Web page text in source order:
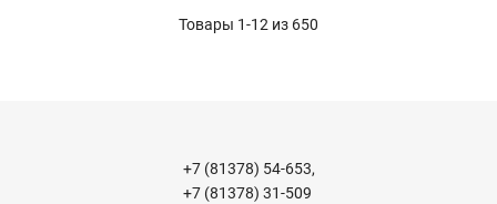
Товары 1-12 из 650
+7 (81378) 54-653,
+7 (81378) 31-509